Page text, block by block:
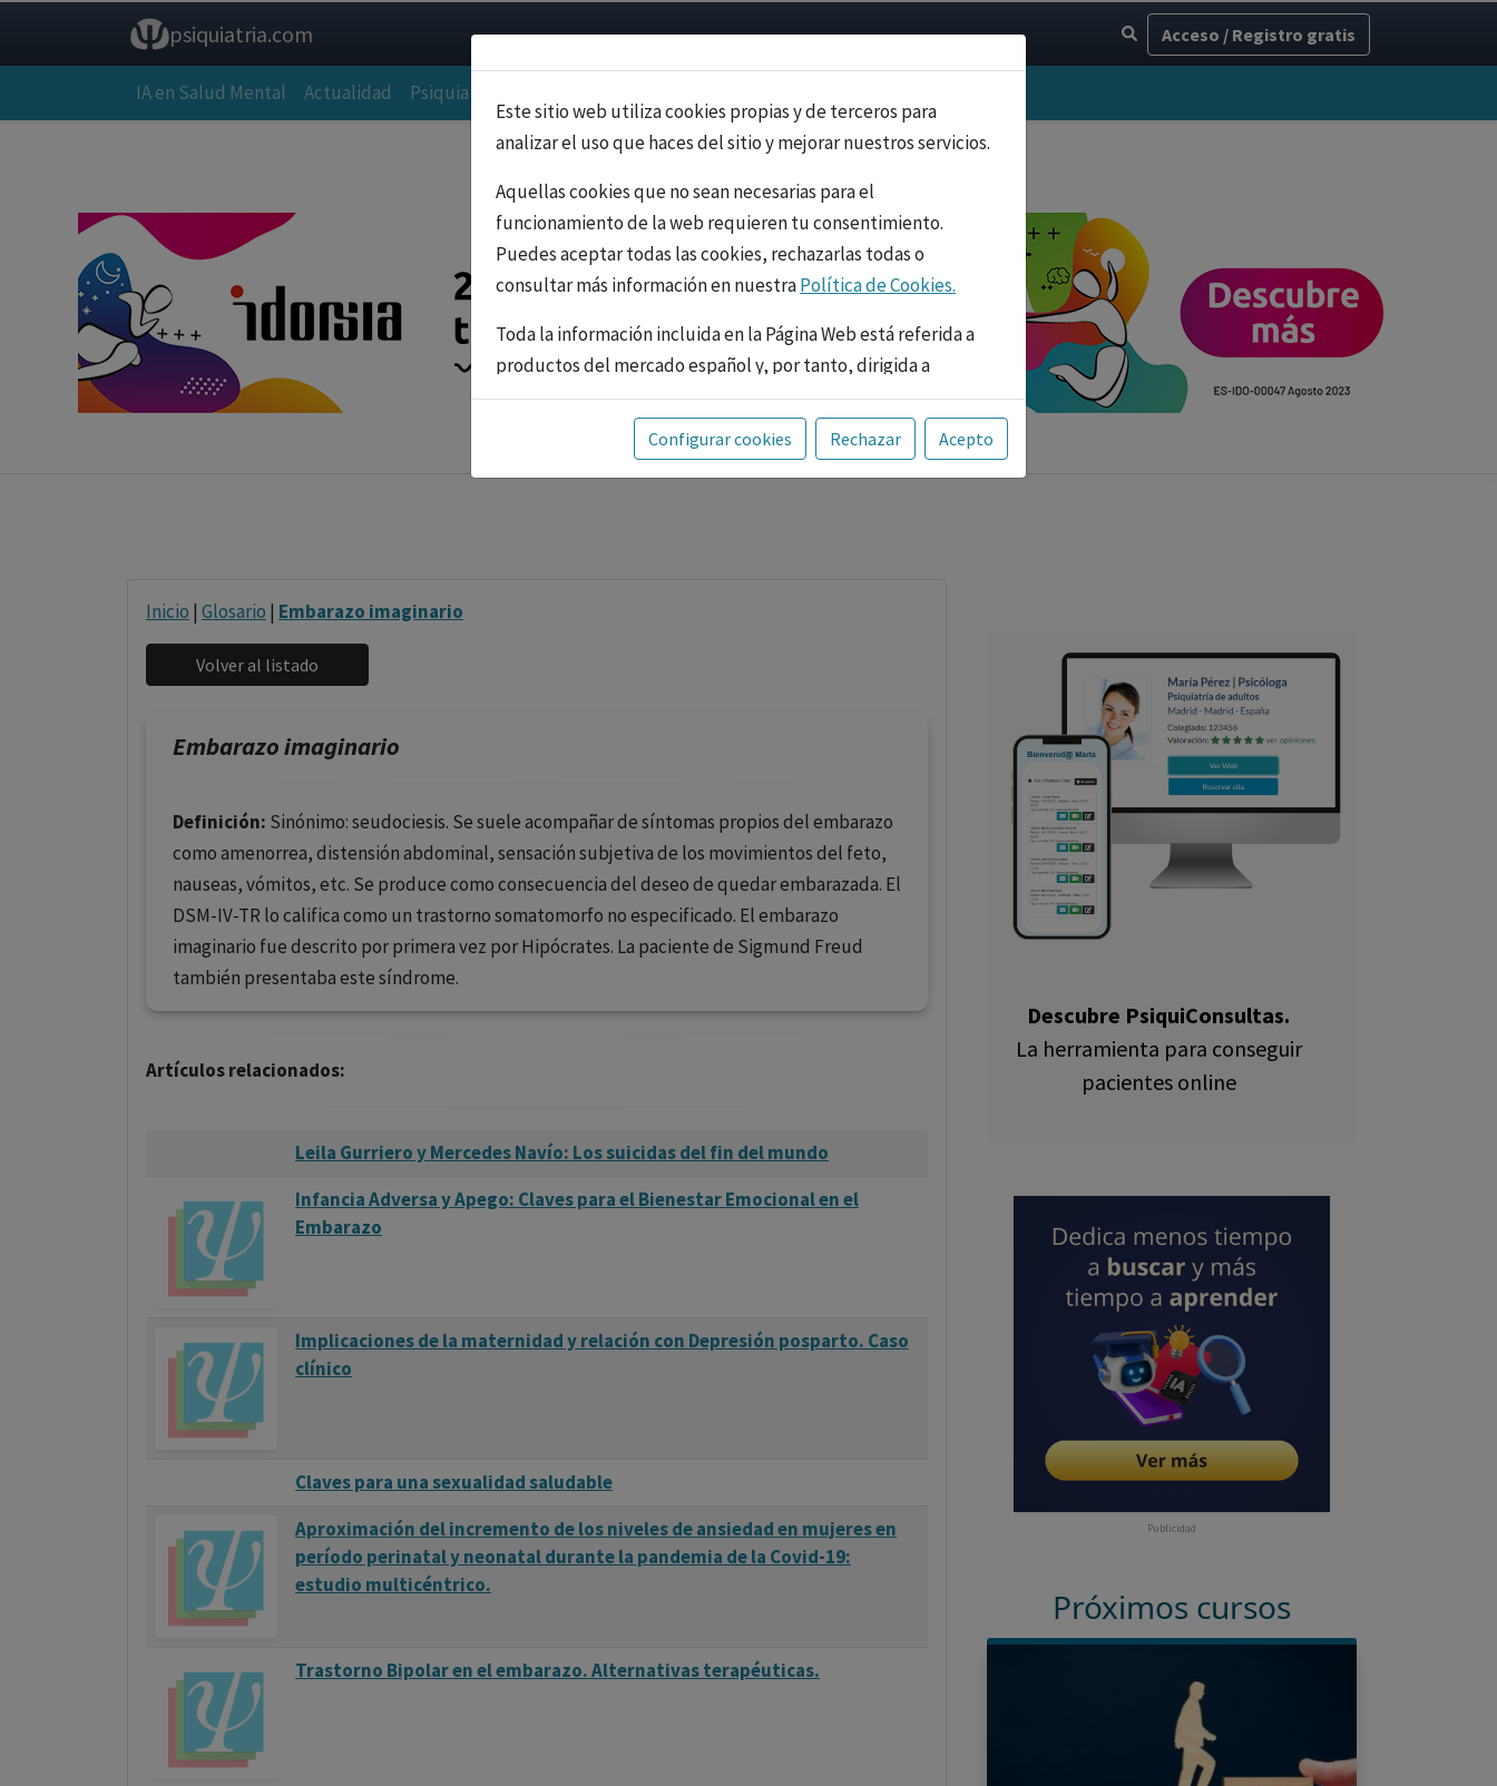
psiquiatria.com Acceso / Registro gratis
IA en Salud Mental Actualidad Psiquiatría
Este sitio web utiliza cookies propias y de terceros para
analizar el uso que haces del sitio y mejorar nuestros servicios.
Aquellas cookies que no sean necesarias para el
funcionamiento de la web requieren tu consentimiento.
Puedes aceptar todas las cookies, rechazarlas todas o
consultar más información en nuestraPolítica de Cookies.
Toda la información incluida en la Página Web está referida a
productos del mercado español y, por tanto, dirigida a
profesionales sanitarios legalmente facultados para
prescribir o dispensar medicamentos con ejercicio
profesional. La información técnica de los fármacos se facilita
Configurar cookies Rechazar Acepto
Inicio | Glosario | Embarazo imaginario
Embarazo imaginario
Definición: Sinónimo: seudociesis. Se suele acompañar de síntomas propios del embarazo
como amenorrea, distensión abdominal, sensación subjetiva de los movimientos del feto,
nauseas, vómitos, etc. Se produce como consecuencia del deseo de quedar embarazada. El
DSM-IV-TR lo califica como un trastorno somatomorfo no especificado. El embarazo
imaginario fue descrito por primera vez por Hipócrates. La paciente de Sigmund Freud
también presentaba este síndrome.
Artículos relacionados:
Leila Gurriero y Mercedes Navío: Los suicidas del fin del mundo
Infancia Adversa y Apego: Claves para el Bienestar Emocional en el
Embarazo
Implicaciones de la maternidad y relación con Depresión posparto. Caso
clínico
Claves para una sexualidad saludable
Aproximación del incremento de los niveles de ansiedad en mujeres en
período perinatal y neonatal durante la pandemia de la Covid-19:
estudio multicéntrico.
Trastorno Bipolar en el embarazo. Alternativas terapéuticas.
Descubre PsiquiConsultas.
La herramienta para conseguir
pacientes online
Publicidad
Próximos cursos